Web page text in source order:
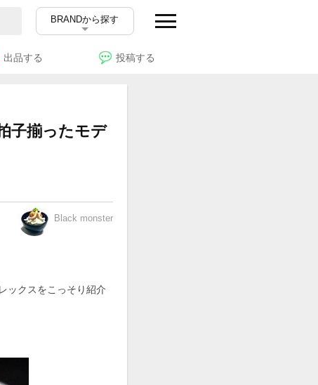
BRANDから探す
出品する 投稿する
子揃ったモデ
Black monster
ックスをこっそり紹介